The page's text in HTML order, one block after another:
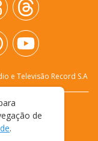
e Televisão Record S.A
de
.